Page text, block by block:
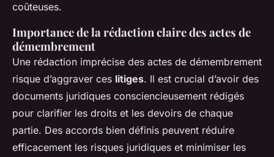
coûteuses.
Importance de la rédaction claire des actes de
démembrement
Une rédaction imprécise des actes de démembrement
risque d’aggraver ces litiges. Il est crucial d’avoir des
documents juridiques consciencieusement rédigés
pour clarifier les droits et les devoirs de chaque
partie. Des accords bien définis peuvent réduire
efficacement les risques juridiques et minimiser les